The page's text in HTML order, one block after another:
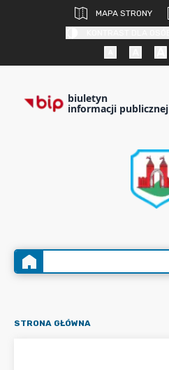
MAPA STRONY
biuletyn
informacji publicznej
STRONA GŁÓWNA